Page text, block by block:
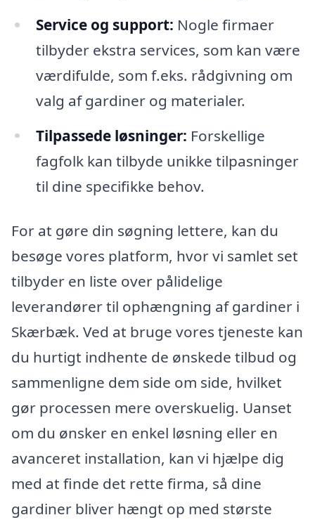
Service og support: Nogle firmaer
tilbyder ekstra services, som kan være
værdifulde, som f.eks. rådgivning om
valg af gardiner og materialer.
Tilpassede løsninger: Forskellige
fagfolk kan tilbyde unikke tilpasninger
til dine specifikke behov.
For at gøre din søgning lettere, kan du
besøge vores platform, hvor vi samlet set
tilbyder en liste over pålidelige
leverandører til ophængning af gardiner i
Skærbæk. Ved at bruge vores tjeneste kan
du hurtigt indhente de ønskede tilbud og
sammenligne dem side om side, hvilket
gør processen mere overskuelig. Uanset
om du ønsker en enkel løsning eller en
avanceret installation, kan vi hjælpe dig
med at finde det rette firma, så dine
gardiner bliver hængt op med største